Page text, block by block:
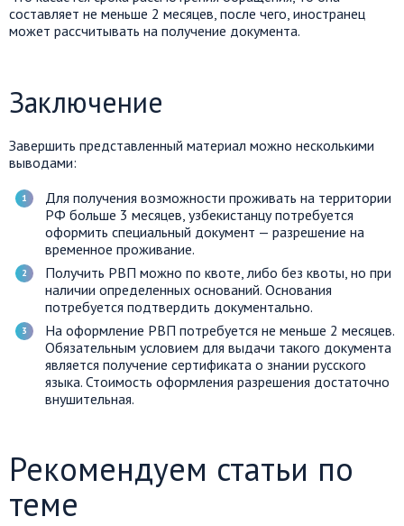
составляет не меньше 2 месяцев, после чего, иностранец
может рассчитывать на получение документа.
Заключение
Завершить представленный материал можно несколькими
выводами:
Для получения возможности проживать на территории
РФ больше 3 месяцев, узбекистанцу потребуется
оформить специальный документ — разрешение на
временное проживание.
Получить РВП можно по квоте, либо без квоты, но при
наличии определенных оснований. Основания
потребуется подтвердить документально.
На оформление РВП потребуется не меньше 2 месяцев.
Обязательным условием для выдачи такого документа
является получение сертификата о знании русского
языка. Стоимость оформления разрешения достаточно
внушительная.
Рекомендуем статьи по
теме